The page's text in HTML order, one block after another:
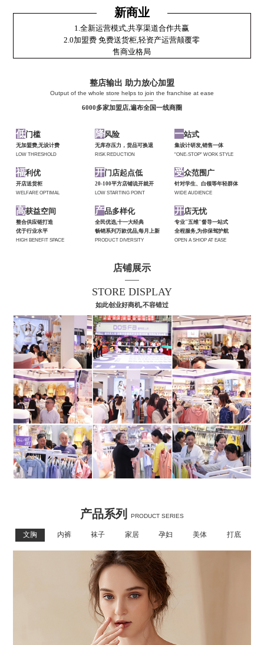
新商业
1.全新运营模式,共享渠道合作共赢
2.0加盟费 免费送货柜,轻资产运营颠覆零
售商业格局
整店输出 助力放心加盟
Output of the whole store helps to join the franchise at ease
——————
6000多家加盟店,遍布全国一线商圈
低门槛
无加盟费,无设计费
LOW THRESHOLD
降风险
无库存压力，货品可换退
RISK REDUCTION
一站式
集设计研发,销售一体
"ONE-STOP" WORK STYLE
福利优
开店送货柜
WELFARE OPTIMAL
开门店起点低
20-100平方店铺说开就开
LOW STARTING POINT
受众范围广
针对学生、白领等年轻群体
WIDE AUDIENCE
高获益空间
整合供应链打造
优于行业水平
HIGH BENEFIT SPACE
产品多样化
全民优选,十一大经典
畅销系列万款优品,每月上新
PRODUCT DIVERSITY
开店无忧
专业"五维"督导一站式
全程服务,为你保驾护航
OPEN A SHIOP AT EASE
店铺展示
——
STORE DISPLAY
如此创业好商机,不容错过
产品系列 PRODUCT SERIES
文胸 内裤 袜子 家居 孕妇 美体 打底